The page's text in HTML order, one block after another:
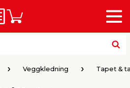
Handlevogn
Meny
Veggkledning Tapet &